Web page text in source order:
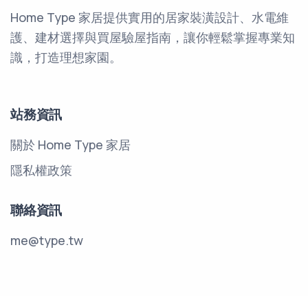
Home Type 家居提供實用的居家裝潢設計、水電維
護、建材選擇與買屋驗屋指南，讓你輕鬆掌握專業知
識，打造理想家園。
站務資訊
關於 Home Type 家居
隱私權政策
聯絡資訊
me@type.tw